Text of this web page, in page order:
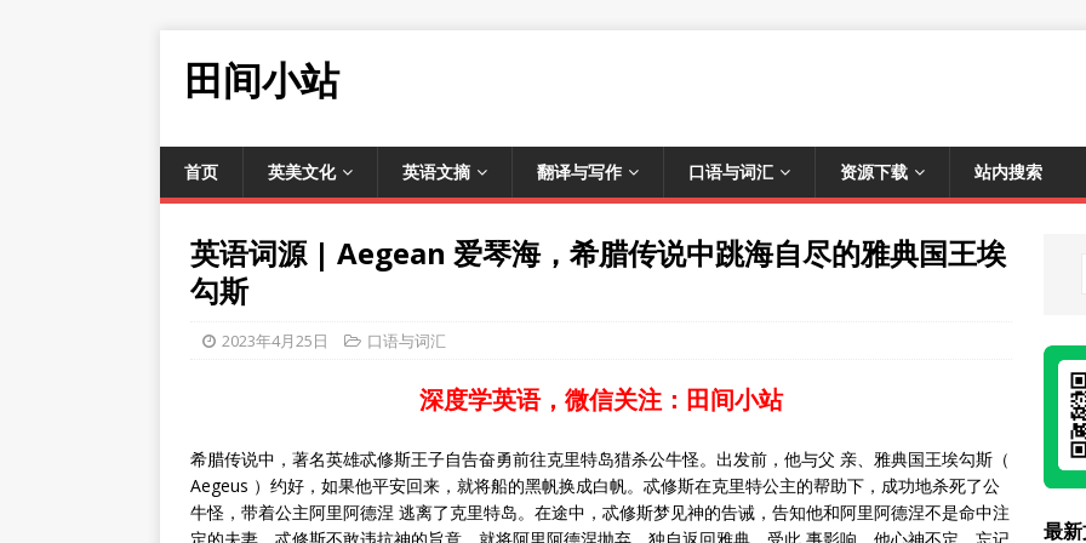
田间小站
首页 英美文化 英语文摘 翻译与写作 口语与词汇 资源下载 站内搜索
英语词源 | Aegean 爱琴海，希腊传说中跳海自尽的雅典国王埃
勾斯
2023年4月25日 口语与词汇
深度学英语，微信关注：田间小站
希腊传说中，著名英雄忒修斯王子自告奋勇前往克里特岛猎杀公牛怪。出发前，他与父 亲、雅典国王埃勾斯（
Aegeus ）约好，如果他平安回来，就将船的黑帆换成白帆。忒修斯在克里特公主的帮助下，成功地杀死了公
牛怪，带着公主阿里阿德涅 逃离了克里特岛。在途中，忒修斯梦见神的告诫，告知他和阿里阿德涅不是命中注
最